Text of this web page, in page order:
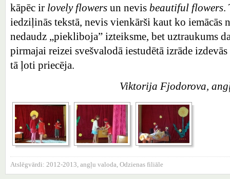
kāpēc ir lovely flowers un nevis beautiful flowers.
iedziļinās tekstā, nevis vienkārši kaut ko iemācās
nedaudz „piekliboja” izteiksme, bet uztraukums
pirmajai reizei svešvalodā iestudētā izrāde
tā ļoti priecēja.
Viktorija Fjodorova,
Atslēgvārdi: 2012-2013 angļu valoda Odzienas filiāle